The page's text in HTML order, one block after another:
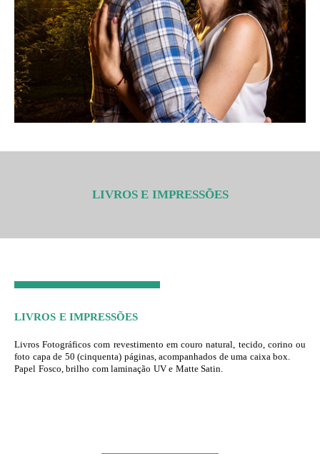
LIVROS E IMPRESSÕES
LIVROS E IMPRESSÕES
Livros Fotográficos com revestimento em couro natural, tecido, corino ou
foto capa de 50 (cinquenta) páginas, acompanhados de uma caixa box.
Papel Fosco, brilho com laminação UV e Matte Satin.